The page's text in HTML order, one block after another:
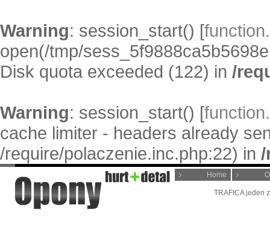
Warning: session_start() [
open(/tmp/
Disk quota exceeded (122) in /
Warning: session_start() [
cache limiter - headers already
/require/polaczenie.inc.php:22) in /
Home
TRAFICA jeden